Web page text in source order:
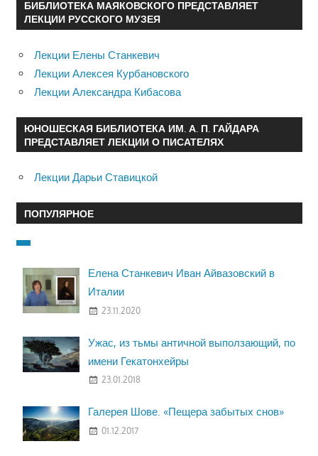
БИБЛИОТЕКА МАЯКОВСКОГО ПРЕДСТАВЛЯЕТ
ЛЕКЦИИ РУССКОГО МУЗЕЯ
Лекции Елены Станкевич
Лекции Алексея Курбановского
Лекции Александра Кибасова
ЮНОШЕСКАЯ БИБЛИОТЕКА ИМ. А. П. ГАЙДАРА
ПРЕДСТАВЛЯЕТ ЛЕКЦИИ О ПИСАТЕЛЯХ
Лекции Дарьи Ставицкой
ПОПУЛЯРНОЕ
Елена Станкевич Иван Айвазовский в
Италии
23.11.2020
Ужас, из тьмы античной выползающий, по
имени Гекатонхейры
23.01.2018
Галерея Шове. «Пещера забытых снов»
01.12.2017